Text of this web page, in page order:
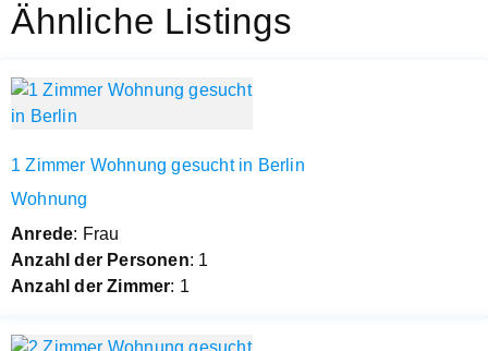
Ähnliche Listings
1 Zimmer Wohnung gesucht in Berlin
Wohnung
Anrede: Frau
Anzahl der Personen: 1
Anzahl der Zimmer: 1